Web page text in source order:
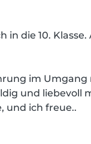
in die 10.
im
und liebevoll
und ich freue..